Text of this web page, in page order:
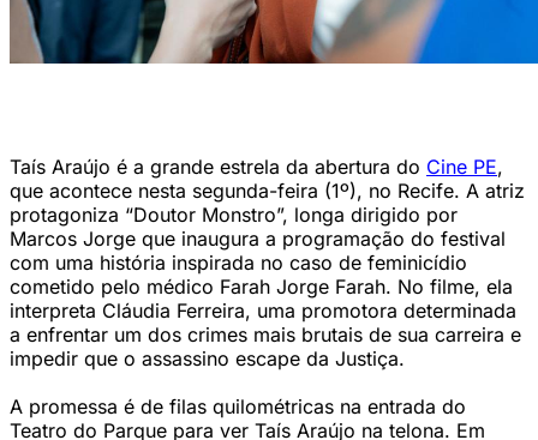
Taís Araújo é a grande estrela da abertura do Cine PE,
que acontece nesta segunda-feira (1º), no Recife. A atriz
protagoniza “Doutor Monstro”, longa dirigido por
Marcos Jorge que inaugura a programação do festival
com uma história inspirada no caso de feminicídio
cometido pelo médico Farah Jorge Farah. No filme, ela
interpreta Cláudia Ferreira, uma promotora determinada
a enfrentar um dos crimes mais brutais de sua carreira e
impedir que o assassino escape da Justiça.
A promessa é de filas quilométricas na entrada do
Teatro do Parque para ver Taís Araújo na telona. Em